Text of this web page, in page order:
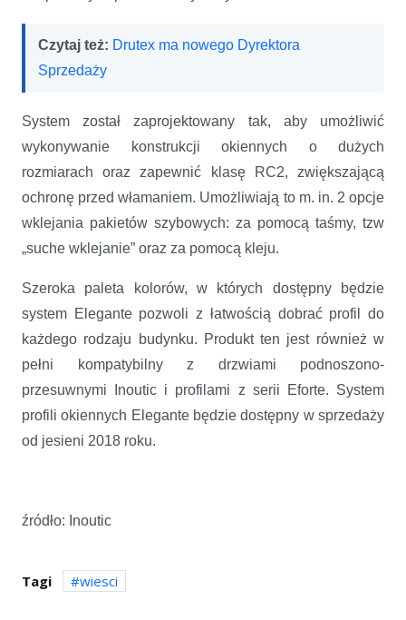
Czytaj też: Drutex ma nowego Dyrektora
Sprzedaży
System został zaprojektowany tak, aby umożliwić
wykonywanie konstrukcji okiennych o dużych
rozmiarach oraz zapewnić klasę RC2, zwiększającą
ochronę przed włamaniem. Umożliwiają to m. in. 2 opcje
wklejania pakietów szybowych: za pomocą taśmy, tzw
„suche wklejanie” oraz za pomocą kleju.
Szeroka paleta kolorów, w których dostępny będzie
system Elegante pozwoli z łatwością dobrać profil do
każdego rodzaju budynku. Produkt ten jest również w
pełni kompatybilny z drzwiami podnoszono-
przesuwnymi Inoutic i profilami z serii Eforte. System
profili okiennych Elegante będzie dostępny w sprzedaży
od jesieni 2018 roku.
źródło: Inoutic
Tagi wiesci